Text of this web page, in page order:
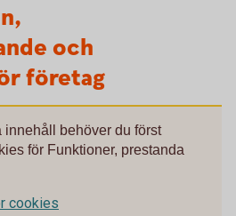
och
företag
innehåll behöver du först
för Funktioner, prestanda
cookies